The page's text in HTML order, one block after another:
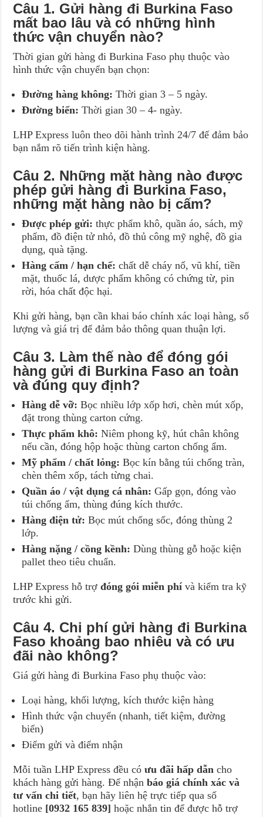
Câu 1. Gửi hàng đi Burkina Faso
mất bao lâu và có những hình
thức vận chuyển nào?
Thời gian gửi hàng đi Burkina Faso phụ thuộc vào
hình thức vận chuyển bạn chọn:
Đường hàng không: Thời gian 3 – 5 ngày.
Đường biển: Thời gian 30 – 4- ngày.
LHP Express luôn theo dõi hành trình 24/7 để đảm bảo
bạn nắm rõ tiến trình kiện hàng.
Câu 2. Những mặt hàng nào được
phép gửi hàng đi Burkina Faso,
những mặt hàng nào bị cấm?
Được phép gửi: thực phẩm khô, quần áo, sách, mỹ
phẩm, đồ điện tử nhỏ, đồ thủ công mỹ nghệ, đồ gia
dụng, quà tặng.
Hàng cấm / hạn chế: chất dễ cháy nổ, vũ khí, tiền
mặt, thuốc lá, dược phẩm không có chứng từ, pin
rời, hóa chất độc hại.
Khi gửi hàng, bạn cần khai báo chính xác loại hàng, số
lượng và giá trị để đảm bảo thông quan thuận lợi.
Câu 3. Làm thế nào để đóng gói
hàng gửi đi Burkina Faso an toàn
và đúng quy định?
Hàng dễ vỡ: Bọc nhiều lớp xốp hơi, chèn mút xốp,
đặt trong thùng carton cứng.
Thực phẩm khô: Niêm phong kỹ, hút chân không
nếu cần, đóng hộp hoặc thùng carton chống ẩm.
Mỹ phẩm / chất lỏng: Bọc kín bằng túi chống tràn,
chèn thêm xốp, tách từng chai.
Quần áo / vật dụng cá nhân: Gấp gọn, đóng vào
túi chống ẩm, thùng đúng kích thước.
Hàng điện tử: Bọc mút chống sốc, đóng thùng 2
lớp.
Hàng nặng / cồng kềnh: Dùng thùng gỗ hoặc kiện
pallet theo tiêu chuẩn.
LHP Express hỗ trợđóng gói miễn phí và kiểm tra kỹ
trước khi gửi.
Câu 4. Chi phí gửi hàng đi Burkina
Faso khoảng bao nhiêu và có ưu
đãi nào không?
Giá gửi hàng đi Burkina Faso phụ thuộc vào:
Loại hàng, khối lượng, kích thước kiện hàng
Hình thức vận chuyển (nhanh, tiết kiệm, đường
biển)
Điểm gửi và điểm nhận
Mỗi tuần LHP Express đều cóưu đãi hấp dẫn cho
khách hàng gửi hàng. Để nhậnbáo giá chính xác và
tư vấn chi tiết, bạn hãy liên hệ trực tiếp qua số
hotline [0932 165 839] hoặc nhắn tin để được hỗ trợ